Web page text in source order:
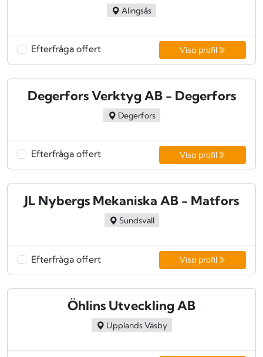
Alingsås
Efterfråga offert Visa profil
Degerfors Verktyg AB - Degerfors
Degerfors
Efterfråga offert Visa profil
JL Nybergs Mekaniska AB - Matfors
Sundsvall
Efterfråga offert Visa profil
Öhlins Utveckling AB
Upplands Väsby